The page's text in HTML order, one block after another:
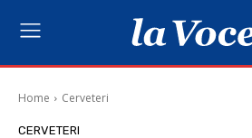
Home Cerveteri
CERVETERI